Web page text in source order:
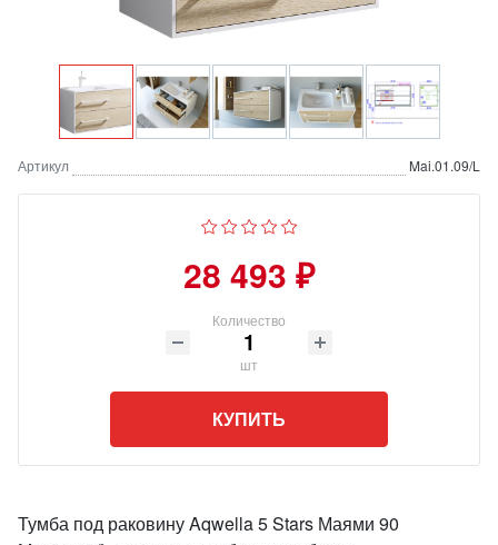
Артикул Mai.01.09/L
28 493 ₽
Количество
шт
КУПИТЬ
Тумба под раковину Aqwella 5 Stars Маями 90